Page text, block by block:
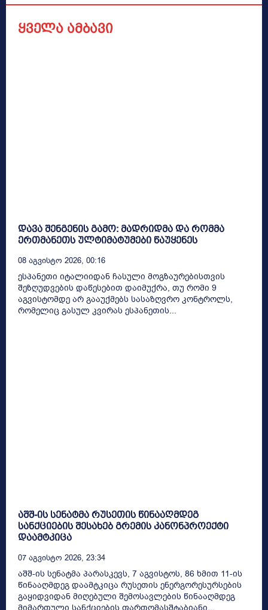
ყველა ამბავი
დავა შენგენის გამო: მადრიდმა და რომმა
ერთმანეთს ულტიმატუმები წაუყენეს
08 Აგვისტო 2026, 00:16
ესპანეთი იტალიიდან ჩასული მოგზაურებისთვის
შეზღუდვების დაწესებით დაიმუქრა, თუ რომი 9
აგვისტომდე არ გააუქმებს სასაზღვრო კონტროლს,
რომელიც გასულ კვირას ესპანეთის...
აშშ-ის სენატმა რუსეთის წინააღმდეგ
სანქციების შესახებ გრემის კანონპროექტი
დაამტკიცა
07 Აგვისტო 2026, 23:34
აშშ-ის სენატმა პარასკევს, 7 აგვისტოს, 86 ხმით 11-ის
წინააღმდეგ დაამტკიცა რუსეთის ენერგორესურსების
გაყიდვიდან მიღებული შემოსავლების წინააღმდეგ
მიმართული სანქციების ფართომასშტაბიანი...